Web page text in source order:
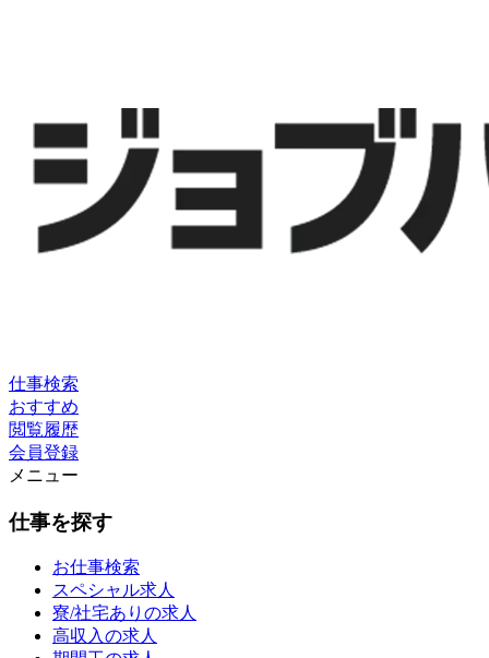
仕事検索
おすすめ
閲覧履歴
会員登録
メニュー
仕事を探す
お仕事検索
スペシャル求人
寮/社宅ありの求人
高収入の求人